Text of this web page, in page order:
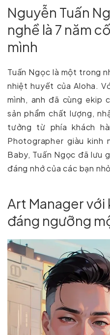
Nguyễn Tuấn
nghề là 7 năm
mình
Tuấn Ngọc là một trong
nhiệt huyết của Aloha.
mình, anh đã cùng ekip
sản phẩm chất lượng,
tưởng từ phía khách
Photographer giàu kinh
Baby, Tuấn Ngọc đã lưu
đáng nhớ của các bạn
Art Manager với
đáng ngưỡng